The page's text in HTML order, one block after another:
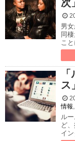
次
男
同
こ
ス
情報
ル
ど
イ